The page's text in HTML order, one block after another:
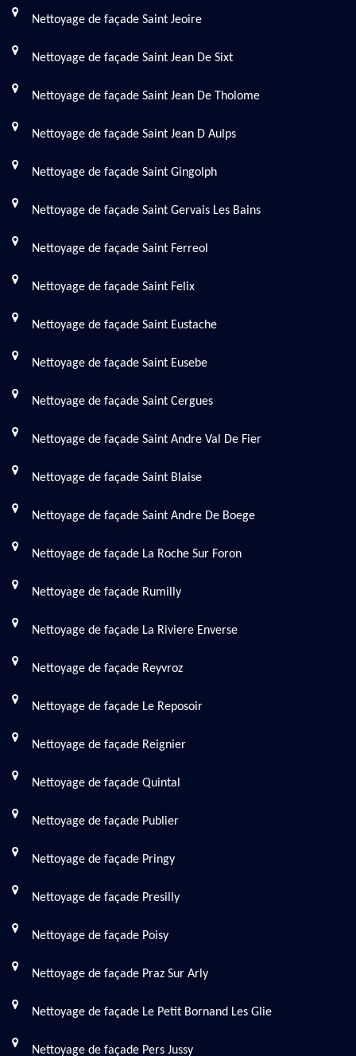
Nettoyage de façade Saint Jeoire
Nettoyage de façade Saint Jean De Sixt
Nettoyage de façade Saint Jean De Tholome
Nettoyage de façade Saint Jean D Aulps
Nettoyage de façade Saint Gingolph
Nettoyage de façade Saint Gervais Les Bains
Nettoyage de façade Saint Ferreol
Nettoyage de façade Saint Felix
Nettoyage de façade Saint Eustache
Nettoyage de façade Saint Eusebe
Nettoyage de façade Saint Cergues
Nettoyage de façade Saint Andre Val De Fier
Nettoyage de façade Saint Blaise
Nettoyage de façade Saint Andre De Boege
Nettoyage de façade La Roche Sur Foron
Nettoyage de façade Rumilly
Nettoyage de façade La Riviere Enverse
Nettoyage de façade Reyvroz
Nettoyage de façade Le Reposoir
Nettoyage de façade Reignier
Nettoyage de façade Quintal
Nettoyage de façade Publier
Nettoyage de façade Pringy
Nettoyage de façade Presilly
Nettoyage de façade Poisy
Nettoyage de façade Praz Sur Arly
Nettoyage de façade Le Petit Bornand Les Glie
Nettoyage de façade Pers Jussy